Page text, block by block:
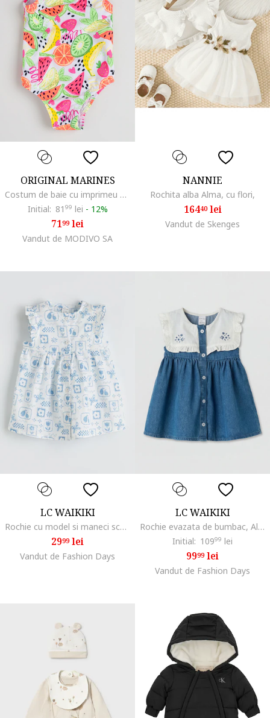
ORIGINAL MARINES
Costum de baie cu imprimeu cu fructe, Alb/Fucsia/Verde neon
Initial: 81 99 lei - 12%
7199lei
Vandut de MODIVO SA
NANNIE
Rochita alba Alma, cu flori,
16440lei
Vandut de Skenges
LC WAIKIKI
Rochie cu model si maneci scurte cu volane, Alb/Albastru lavanda
2999lei
Vandut de Fashion Days
LC WAIKIKI
Rochie evazata de bumbac, Alb/Albastru paun
Initial: 10999 lei
9999lei
Vandut de Fashion Days